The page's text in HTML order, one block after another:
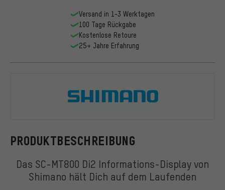
PRODUKTBESCHREIBUNG
Das SC-MT800 Di2 Informations-Display von
Shimano hält Dich auf dem Laufenden
Versand in 1-3 Werktagen
100 Tage Rückgabe
Kostenlose Retoure
25+ Jahre Erfahrung
Shimano